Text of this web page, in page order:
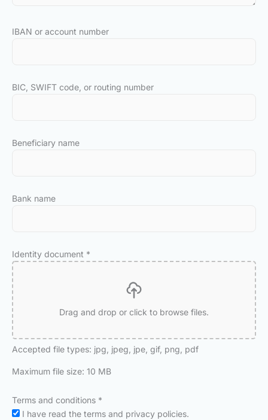
IBAN or account number
BIC, SWIFT code, or routing number
Beneficiary name
Bank name
Identity document *
Drag and drop or click to browse files.
Accepted file types: jpg, jpeg, jpe, gif, png, pdf
Maximum file size: 10 MB
Terms and conditions *
I have read the terms and privacy policies.